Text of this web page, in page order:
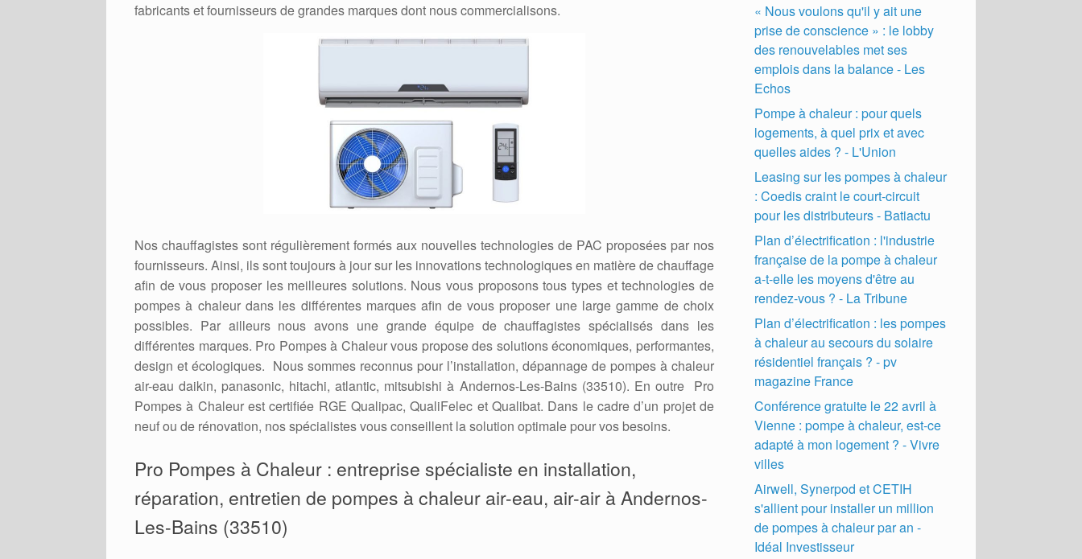
fabricants et fournisseurs de grandes marques dont nous commercialisons.
Nos chauffagistes sont régulièrement formés aux nouvelles technologies de PAC proposées par nos
fournisseurs. Ainsi, ils sont toujours à jour sur les innovations technologiques en matière de chauffage
afin de vous proposer les meilleures solutions. Nous vous proposons tous types et technologies de
pompes à chaleur dans les différentes marques afin de vous proposer une large gamme de choix
possibles. Par ailleurs nous avons une grande équipe de chauffagistes spécialisés dans les
différentes marques. Pro Pompes à Chaleur vous propose des solutions économiques, performantes,
design et écologiques. Nous sommes reconnus pour l’installation, dépannage de pompes à chaleur
air-eau daikin, panasonic, hitachi, atlantic, mitsubishi à Andernos-Les-Bains (33510). En outre Pro
Pompes à Chaleur est certifiée RGE Qualipac, QualiFelec et Qualibat. Dans le cadre d’un projet de
neuf ou de rénovation, nos spécialistes vous conseillent la solution optimale pour vos besoins.
Pro Pompes à Chaleur : entreprise spécialiste en installation,
réparation, entretien de pompes à chaleur air-eau, air-air à Andernos-
Les-Bains (33510)
« Nous voulons qu'il y ait une
prise de conscience » : le lobby
des renouvelables met ses
emplois dans la balance - Les
Echos
Pompe à chaleur : pour quels
logements, à quel prix et avec
quelles aides ? - L'Union
Leasing sur les pompes à chaleur
: Coedis craint le court-circuit
pour les distributeurs - Batiactu
Plan d’électrification : l'industrie
française de la pompe à chaleur
a-t-elle les moyens d'être au
rendez-vous ? - La Tribune
Plan d’électrification : les pompes
à chaleur au secours du solaire
résidentiel français ? - pv
magazine France
Conférence gratuite le 22 avril à
Vienne : pompe à chaleur, est-ce
adapté à mon logement ? - Vivre
villes
Airwell, Synerpod et CETIH
s'allient pour installer un million
de pompes à chaleur par an -
Idéal Investisseur